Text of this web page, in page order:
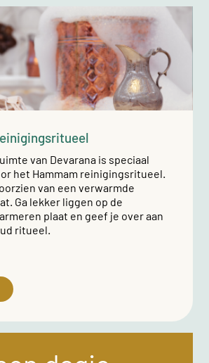
van Devarana is speciaal
het Hammam reinigingsritueel.
van een verwarmde
Ga lekker liggen op de
plaat en geef je over aan
ritueel.